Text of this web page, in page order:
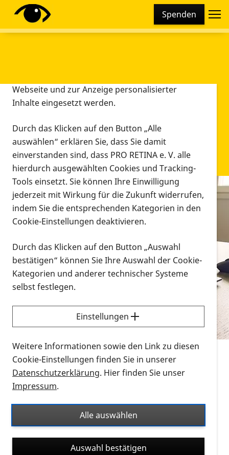
Spenden
Infomaterial
Infomaterial
Vorlesen
Alle Infomaterialien in verschiedenen
Formaten an einem Ort
Sie möchten wissen, wie Sie nach Infonmaterial
suchen und dieses bestellen bzw. herunterladen
können? Schauen Sie sich dieErklärvideos zum
Thema Infomaterial auf der PRO RETINA-Website
für blinde und sehbehinderte Menschen an.
Auf dieser Seite finden Sie sämtliches Infomaterial
Ort. Nutzen Sie den Formatfilter, um ausschließlich
nach Flyern und Broschüren, Audios oder Videos zu
suchen. Die meisten Flyer und Broschüren werden in
verschiedenen Formaten angeboten: zur
Diese Webseite setzt verschiedene Cookies und
Tracking-Tools ein. Dies beinhaltet Cookies und
Webseite und zur Anzeige personalisierter
Inhalte eingesetzt werden.
Durch das Klicken auf den Button „Alle
auswählen“ erklären Sie, dass Sie damit
einverstanden sind, dass PRO RETINA e. V. alle
hierdurch ausgewählten Cookies und Tracking-
Tools einsetzt. Sie können Ihre Einwilligung
jederzeit mit Wirkung für die Zukunft widerrufen,
indem Sie die entsprechenden Kategorien in den
Cookie-Einstellungen deaktivieren.
Durch das Klicken auf den Button „Auswahl
bestätigen“ können Sie Ihre Auswahl der Cookie-
Kategorien und anderer technischer Systeme
selbst festlegen.
Einstellungen
Weitere Informationen sowie den Link zu diesen
Cookie-Einstellungen finden Sie in unserer
Datenschutzerklärung. Hier finden Sie unser
Impressum.
Alle auswählen
Auswahl bestätigen